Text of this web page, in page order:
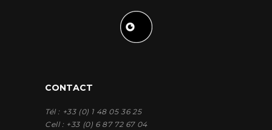
CONTACT
Tél : +33 (0) 1 48 05 36 25
Cell : +33 (0) 6 87 72 67 04